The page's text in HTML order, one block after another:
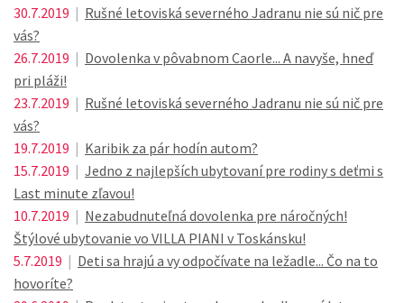
30.7.2019 | Rušné letoviská severného Jadranu nie sú nič pre
vás?
26.7.2019 | Dovolenka v pôvabnom Caorle... A navyše, hneď
pri pláži!
23.7.2019 | Rušné letoviská severného Jadranu nie sú nič pre
vás?
19.7.2019 | Karibik za pár hodín autom?
15.7.2019 | Jedno z najlepších ubytovaní pre rodiny s deťmi s
Last minute zľavou!
10.7.2019 | Nezabudnuteľná dovolenka pre náročných!
Štýlové ubytovanie vo VILLA PIANI v Toskánsku!
5.7.2019 | Deti sa hrajú a vy odpočívate na ležadle... Čo na to
hovoríte?